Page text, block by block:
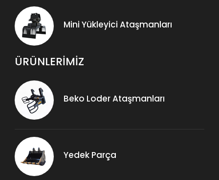
Mini Yükleyici Ataşmanları
ÜRÜNLERİMİZ
Beko Loder Ataşmanları
Yedek Parça